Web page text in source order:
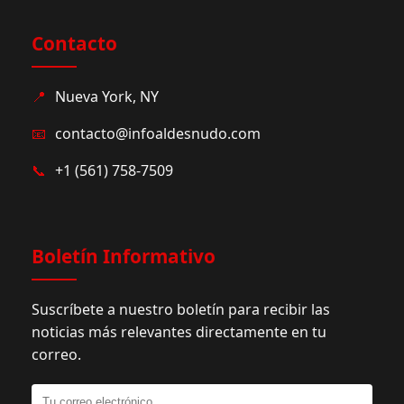
Contacto
📍 Nueva York, NY
📧 contacto@infoaldesnudo.com
📞 +1 (561) 758-7509
Boletín Informativo
Suscríbete a nuestro boletín para recibir las
noticias más relevantes directamente en tu
correo.